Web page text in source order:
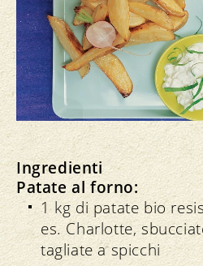
Ingredienti
Patate al forno:
1 kg di patate bio
es. Charlotte,
tagliate a spicchi